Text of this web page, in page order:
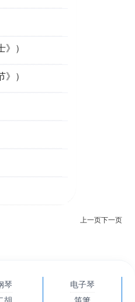
）
）
上一页下一页
琴
电子琴
胡 笛箫